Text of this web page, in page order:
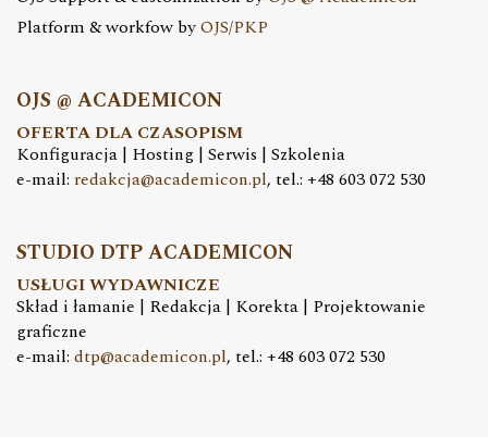
Platform & workfow byOJS/PKP
OJS @ ACADEMICON
OFERTA DLA CZASOPISM
Konfiguracja | Hosting | Serwis | Szkolenia
e-mail: redakcja@academicon.pl, tel.: +48 603 072 530
STUDIO DTP ACADEMICON
USŁUGI WYDAWNICZE
Skład i łamanie | Redakcja | Korekta | Projektowanie
graficzne
e-mail: dtp@academicon.pl, tel.: +48 603 072 530